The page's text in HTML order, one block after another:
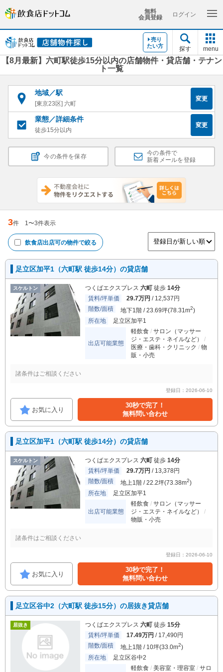
無料
会員登録
ログイン
売り
たい方
探す menu
【8月最新】六町駅徒歩15分以内の店舗物件・貸店舗・テナン
ト一覧
地域／駅
[東京23区] 六町
変更
業態／詳細条件
徒歩15分以内
変更
今の条件を保存
今の条件で
新着メールを登録
3件 1〜3件表示
飲食店出店可の物件で絞る
足立区加平1（六町駅 徒歩14分）の貸店舗
スケルトン つくばエクスプレス 六町 徒歩 14分
賃料/坪単価
29.7万円 / 12,537円
階数/面積
地下1階 / 23.69坪(78.31m2)
所在地
足立区加平1
出店可能業態
軽飲食
サロン（マッサー
ジ・エステ・ネイルなど）
医療・歯科・クリニック
物
販・小売
諸条件はご相談ください
登録日：2026-06-10
お気に入り
30秒で完了！
無料問い合わせ
足立区加平1（六町駅 徒歩14分）の貸店舗
スケルトン つくばエクスプレス 六町 徒歩 14分
賃料/坪単価
29.7万円 / 13,378円
階数/面積
地上1階 / 22.2坪(73.38m2)
所在地
足立区加平1
出店可能業態
軽飲食
サロン（マッサー
ジ・エステ・ネイルなど）
物販・小売
諸条件はご相談ください
登録日：2026-06-10
お気に入り
30秒で完了！
無料問い合わせ
足立区谷中2（六町駅 徒歩15分）の居抜き貸店舗
居抜き つくばエクスプレス 六町 徒歩 15分
賃料/坪単価
17.49万円 / 17,490円
階数/面積
地上1階 / 10坪(33.0m2)
所在地
足立区谷中2
軽飲食 美容室・理容室
サロ